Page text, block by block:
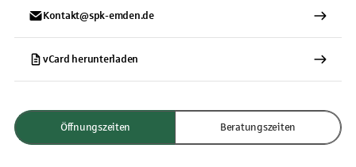
Kontakt@spk-emden.de
vCard herunterladen
Öffnungszeiten Beratungszeiten